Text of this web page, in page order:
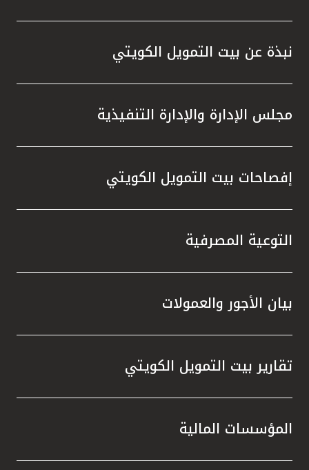
نبذة عن بيت التمويل الكويتي
مجلس الإدارة والإدارة التنفيذية
إفصاحات بيت التمويل الكويتي
التوعية المصرفية
بيان الأجور والعمولات
تقارير بيت التمويل الكويتي
المؤسسات المالية